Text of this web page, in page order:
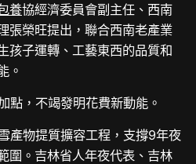
養協經濟委員會副主任、西南
張榮旺提出，聯合西南老產業
孩子運轉、工藝東西的品質和
。
點，不竭發明花費新動能。
產物提質擴容工程，支撐9年夜
圍。吉林省人年夜代表、吉林